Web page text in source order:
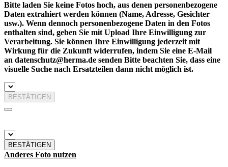
Bitte laden Sie keine Fotos hoch, aus denen personenbezogene
Daten extrahiert werden können (Name, Adresse, Gesichter
usw.). Wenn dennoch personenbezogene Daten in den Fotos
enthalten sind, geben Sie mit Upload Ihre Einwilligung zur
Verarbeitung. Sie können Ihre Einwilligung jederzeit mit
Wirkung für die Zukunft widerrufen, indem Sie eine E-Mail
an datenschutz@herma.de senden Bitte beachten Sie, dass eine
visuelle Suche nach Ersatzteilen dann nicht möglich ist.
BESTÄTIGEN
BESTÄTIGEN
Anderes Foto nutzen